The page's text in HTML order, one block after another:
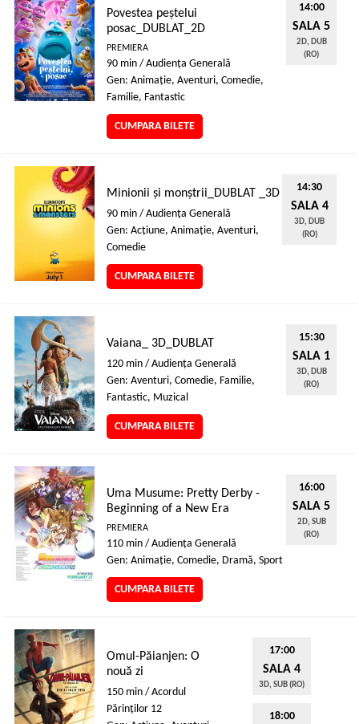
Povestea peștelui
posac_DUBLAT_2D
PREMIERA
90 min / Audienţa Generală
Gen: Animaţie, Aventuri, Comedie,
Familie, Fantastic
CUMPARA BILETE
14:00
SALA 5
2D, DUB
(RO)
Minionii și monștrii_DUBLAT _3D
90 min / Audienţa Generală
Gen: Acţiune, Animaţie, Aventuri,
Comedie
CUMPARA BILETE
14:30
SALA 4
3D, DUB
(RO)
Vaiana_ 3D_DUBLAT
120 min / Audienţa Generală
Gen: Aventuri, Comedie, Familie,
Fantastic, Muzical
CUMPARA BILETE
15:30
SALA 1
3D, DUB
(RO)
Uma Musume: Pretty Derby -
Beginning of a New Era
PREMIERA
110 min / Audienţa Generală
Gen: Animaţie, Comedie, Dramă, Sport
CUMPARA BILETE
16:00
SALA 5
2D, SUB
(RO)
Omul-Păianjen: O
nouă zi
150 min / Acordul
Părinţilor 12
17:00
SALA 4
3D, SUB (RO)
18:00